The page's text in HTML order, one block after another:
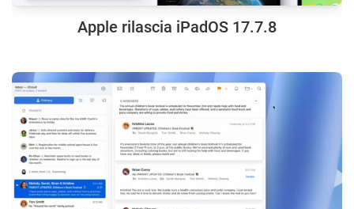
Apple rilascia iPadOS 17.7.8